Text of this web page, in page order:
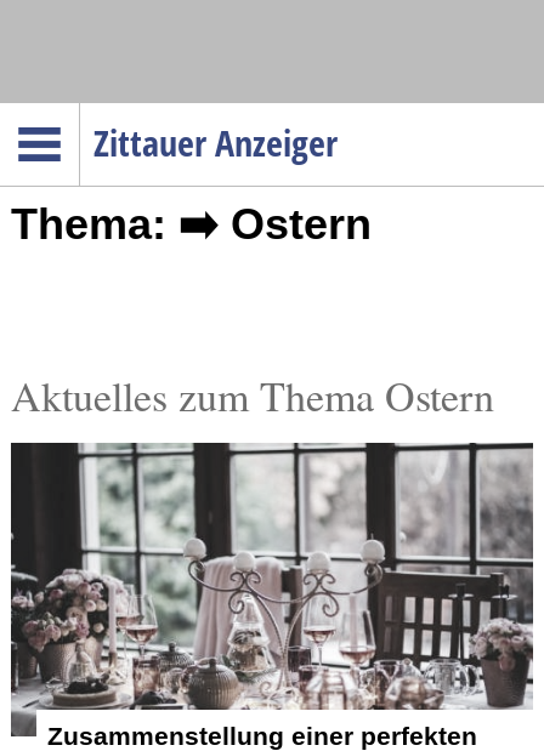
Zittauer Anzeiger
Menüpunkte
Startseite
Verkehr
Gesundheit
Kultur
Termine
Kostenlos
Thema: ➡️ Ostern
Aktuelles zum Thema Ostern
Zusammenstellung einer perfekten